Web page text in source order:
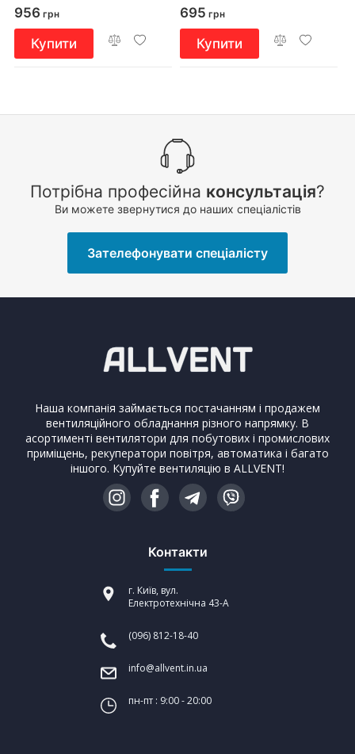
956 грн
Купити
605М0/127/6
695 грн
Купити
Потрібна професійна консультація?
Ви можете звернутися до наших спеціалістів
Зателефонувати спеціалісту
Наша компанія займається постачанням і продажем
вентиляційного обладнання різного напрямку. В
асортименті вентилятори для побутових і промислових
приміщень, рекуператори повітря, автоматика і багато
іншого. Купуйте вентиляцію в ALLVENT!
Контакти
г. Київ, вул.
Електротехнічна 43-А
(096) 812-18-40
info@allvent.in.ua
пн-пт : 9:00 - 20:00